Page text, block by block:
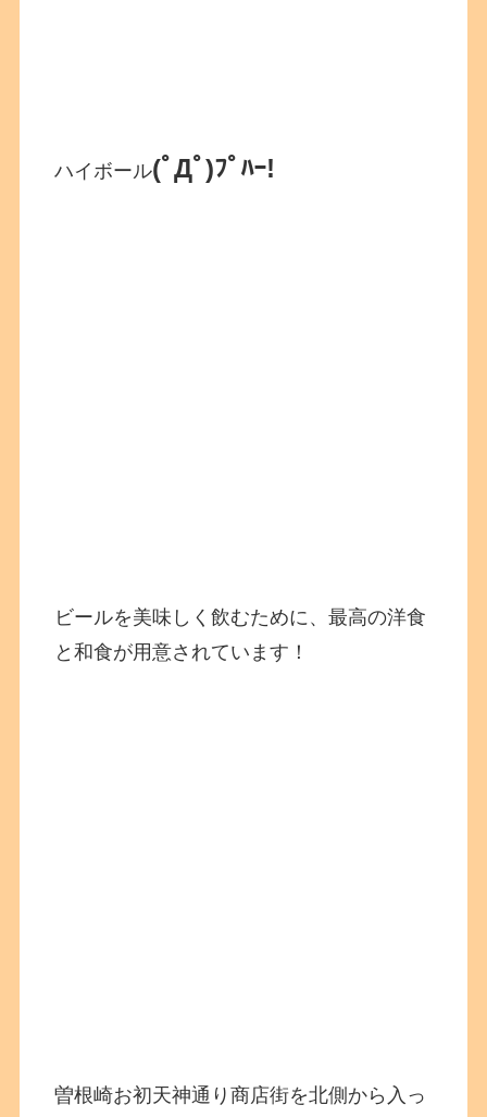
ハイボール(ﾟДﾟ)ﾌﾟﾊｰ!
ビールを美味しく飲むために、最高の洋食
と和食が用意されています！
曽根崎お初天神通り商店街を北側から入っ